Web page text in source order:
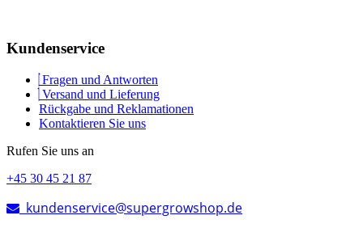
Kundenservice
Fragen und Antworten
Versand und Lieferung
Rückgabe und Reklamationen
Kontaktieren Sie uns
Rufen Sie uns an
+45 30 45 21 87
kundenservice@supergrowshop.de